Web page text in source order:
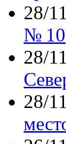
28/
№ 10
28/
28/